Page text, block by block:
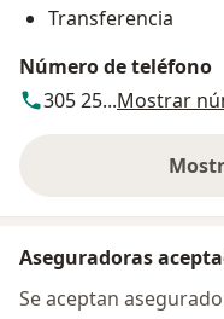
Transferencia
Número de teléfono
305 25...Mostrar
Aseguradoras
Se aceptan